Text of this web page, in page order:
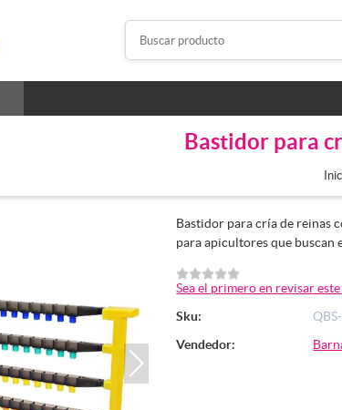
Bastidor para
Bastidor para cría de reinas
para apicultores que buscan
Sea el primero en revisar
Sku:
Vendedor: